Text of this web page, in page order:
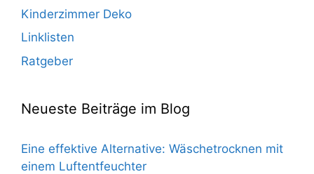
Kinderzimmer Deko
Linklisten
Ratgeber
Neueste Beiträge im Blog
Eine effektive Alternative: Wäschetrocknen mit
einem Luftentfeuchter